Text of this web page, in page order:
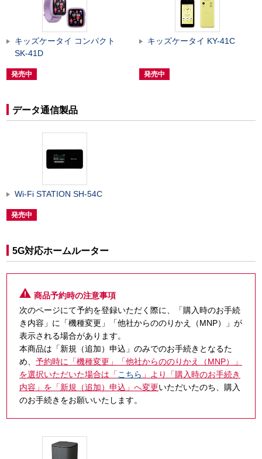
キッズケータイ コンパクト
SK-41D
発売中
キッズケータイ KY-41C
発売中
データ通信製品
Wi-Fi STATION SH-54C
発売中
5G対応ホームルーター
商品予約時の注意事項
次のページにて予約を登録いただく際に、「購入時のお手続
き内容」に「機種変更」「他社からののりかえ（MNP）」が
表示される場合があります。
本商品は「新規（追加）申込」のみでのお手続きとなるた
め、 予約時に「機種変更」「他社からののりかえ（MNP）」
を選択いただいた場合は「 こちら 」より「購入時のお手続き
内容」を「新規（追加）申込」へ変更いただいたのち、購入
のお手続きをお願いいたします。